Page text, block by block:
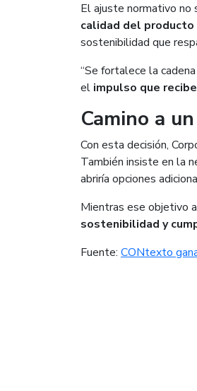
El ajuste normativo no
calidad del producto
sostenibilidad que
“Se fortalece la
el impulso que
Camino a
Con esta decisión,
También insiste en la
abriría opciones
Mientras ese objetivo
sostenibilidad y
Fuente: CONtexto